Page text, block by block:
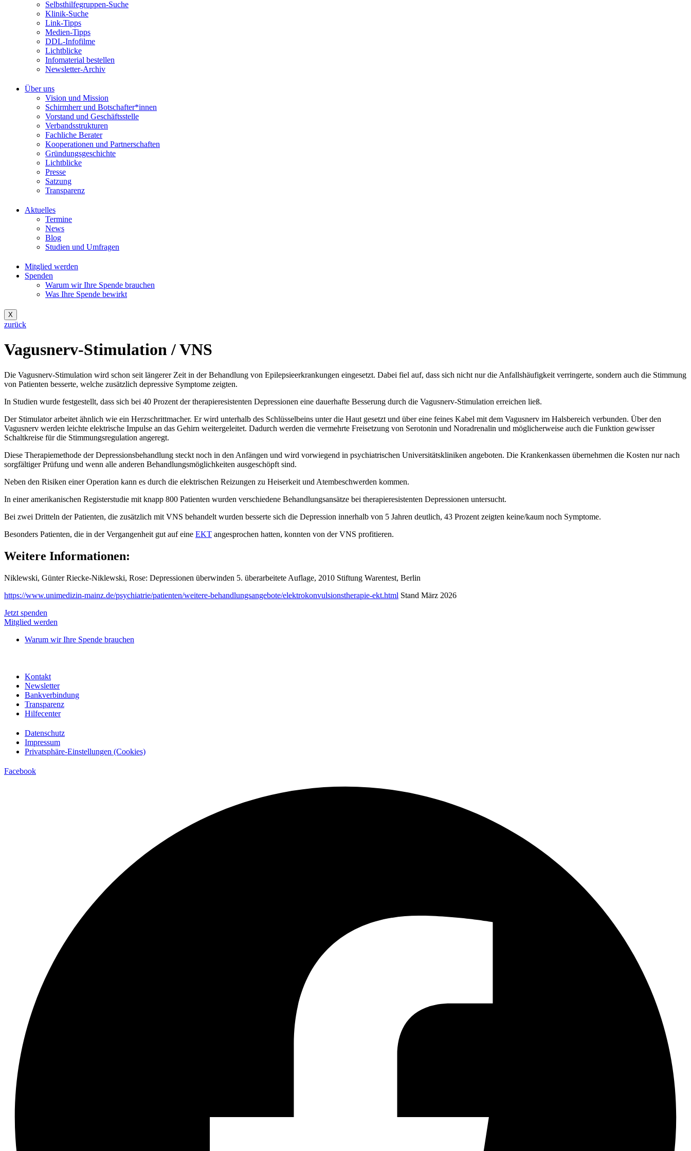
Selbsthilfegruppen-Suche
Klinik-Suche
Link-Tipps
Medien-Tipps
DDL-Infofilme
Lichtblicke
Infomaterial bestellen
Newsletter-Archiv
Über uns
Vision und Mission
Schirmherr und Botschafter*innen
Vorstand und Geschäftsstelle
Verbandsstrukturen
Fachliche Berater
Kooperationen und Partnerschaften
Gründungsgeschichte
Lichtblicke
Presse
Satzung
Transparenz
Aktuelles
Termine
News
Blog
Studien und Umfragen
Mitglied werden
Spenden
Warum wir Ihre Spende brauchen
Was Ihre Spende bewirkt
X
zurück
Vagusnerv-Stimulation / VNS
Die Vagusnerv-Stimulation wird schon seit längerer Zeit in der Behandlung von Epilepsieerkrankungen eingesetzt. Dabei fiel auf, dass sich nicht nur die Anfallshäufigkeit verringerte, sondern auch die Stimmung
von Patienten besserte, welche zusätzlich depressive Symptome zeigten.
In Studien wurde festgestellt, dass sich bei 40 Prozent der therapieresistenten Depressionen eine dauerhafte Besserung durch die Vagusnerv-Stimulation erreichen ließ.
Der Stimulator arbeitet ähnlich wie ein Herzschrittmacher. Er wird unterhalb des Schlüsselbeins unter die Haut gesetzt und über eine feines Kabel mit dem Vagusnerv im Halsbereich verbunden. Über den
Vagusnerv werden leichte elektrische Impulse an das Gehirn weitergeleitet. Dadurch werden die vermehrte Freisetzung von Serotonin und Noradrenalin und möglicherweise auch die Funktion gewisser
Schaltkreise für die Stimmungsregulation angeregt.
Diese Therapiemethode der Depressionsbehandlung steckt noch in den Anfängen und wird vorwiegend in psychiatrischen Universitätskliniken angeboten. Die Krankenkassen übernehmen die Kosten nur nach
sorgfältiger Prüfung und wenn alle anderen Behandlungsmöglichkeiten ausgeschöpft sind.
Neben den Risiken einer Operation kann es durch die elektrischen Reizungen zu Heiserkeit und Atembeschwerden kommen.
In einer amerikanischen Registerstudie mit knapp 800 Patienten wurden verschiedene Behandlungsansätze bei therapieresistenten Depressionen untersucht.
Bei zwei Dritteln der Patienten, die zusätzlich mit VNS behandelt wurden besserte sich die Depression innerhalb von 5 Jahren deutlich, 43 Prozent zeigten keine/kaum noch Symptome.
Besonders Patienten, die in der Vergangenheit gut auf eine EKT angesprochen hatten, konnten von der VNS profitieren.
Weitere Informationen:
Niklewski, Günter Riecke-Niklewski, Rose: Depressionen überwinden 5. überarbeitete Auflage, 2010 Stiftung Warentest, Berlin
https://www.unimedizin-mainz.de/psychiatrie/patienten/weitere-behandlungsangebote/elektrokonvulsionstherapie-ekt.html Stand März 2026
Jetzt spenden
Mitglied werden
Warum wir Ihre Spende brauchen
Kontakt
Newsletter
Bankverbindung
Transparenz
Hilfecenter
Datenschutz
Impressum
Privatsphäre-Einstellungen (Cookies)
Facebook